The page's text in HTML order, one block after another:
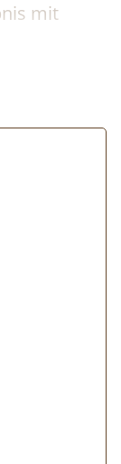
mit
und
Sie die